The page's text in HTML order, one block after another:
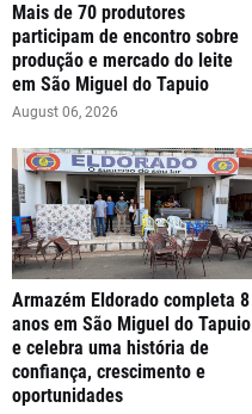
Mais de 70 produtores
participam de encontro sobre
produção e mercado do leite
em São Miguel do Tapuio
August 06, 2026
Armazém Eldorado completa 8
anos em São Miguel do Tapuio
e celebra uma história de
confiança, crescimento e
oportunidades